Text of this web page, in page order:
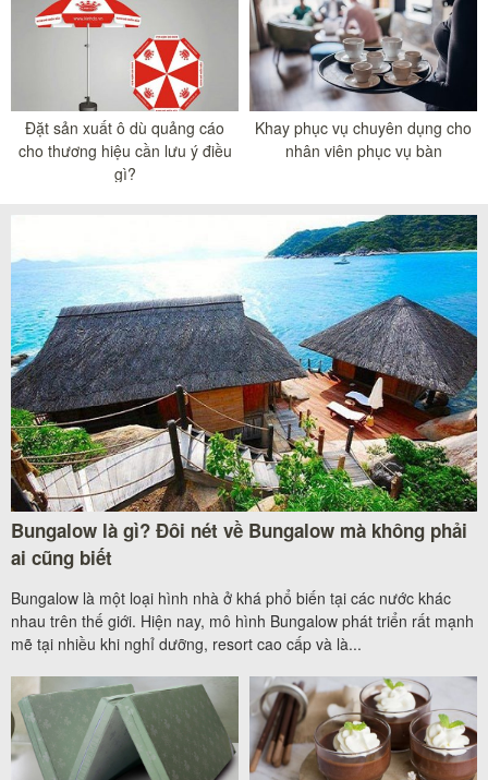
Đặt sản xuất ô dù quảng cáo
cho thương hiệu cần lưu ý điều
gì?
Khay phục vụ chuyên dụng cho
nhân viên phục vụ bàn
Bungalow là gì? Đôi nét về Bungalow mà không phải
ai cũng biết
Bungalow là một loại hình nhà ở khá phổ biến tại các nước khác
nhau trên thế giới. Hiện nay, mô hình Bungalow phát triển rất mạnh
mẽ tại nhiều khi nghỉ dưỡng, resort cao cấp và là...